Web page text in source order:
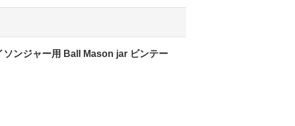
ソンジャー用 Ball Mason jar ビンテー